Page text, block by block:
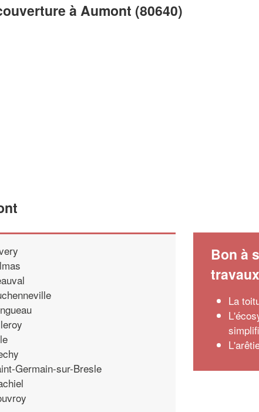
à Aumont (80640)
Germain-sur-Bresle
Bon à
travaux
La